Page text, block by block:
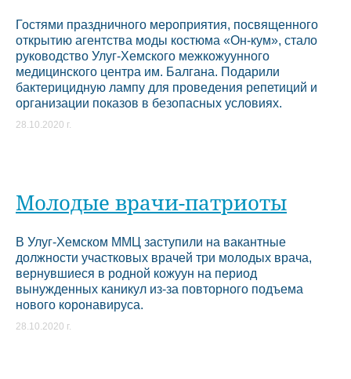
Гостями праздничного мероприятия, посвященного
открытию агентства моды костюма «Он-кум», стало
руководство Улуг-Хемского межкожуунного
медицинского центра им. Балгана. Подарили
бактерицидную лампу для проведения репетиций и
организации показов в безопасных условиях.
28.10.2020 г.
Молодые врачи-патриоты
В Улуг-Хемском ММЦ заступили на вакантные
должности участковых врачей три молодых врача,
вернувшиеся в родной кожуун на период
вынужденных каникул из-за повторного подъема
нового коронавируса.
28.10.2020 г.